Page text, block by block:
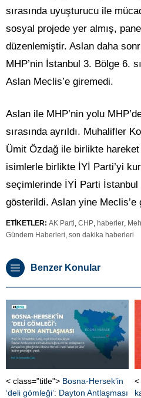
sırasında uyuşturucu ile
sosyal projede yer almış,
düzenlemiştir. Aslan daha
MHP’nin İstanbul 3. Bölge 6.
Aslan Meclis’e giremedi.
Aslan ile MHP’nin yolu
sırasında ayrıldı. Muhalifler
Ümit Özdağ ile birlikte
isimlerle birlikte İYİ Parti’yi
seçimlerinde İYİ Parti İstanbul
gösterildi. Aslan yine Meclis’e
ETİKETLER: AK Parti, CHP, haberler,
Gündem Haberleri, son dakika haberleri
Benzer Konular
< class="title"> Bosna-Hersek’in
‘deli gömleği’: Dayton Antlaşması
<